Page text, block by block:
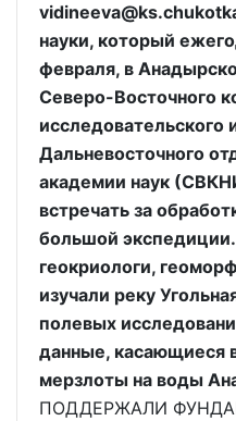
науки, который
февраля, в
Северо-Восточного
исследовательского
Дальневосточного
академии наук
встречать за
большой
геокриологи,
изучали реку
полевых
данные, касающиеся
мерзлоты на воды
ПОДДЕРЖАЛИ